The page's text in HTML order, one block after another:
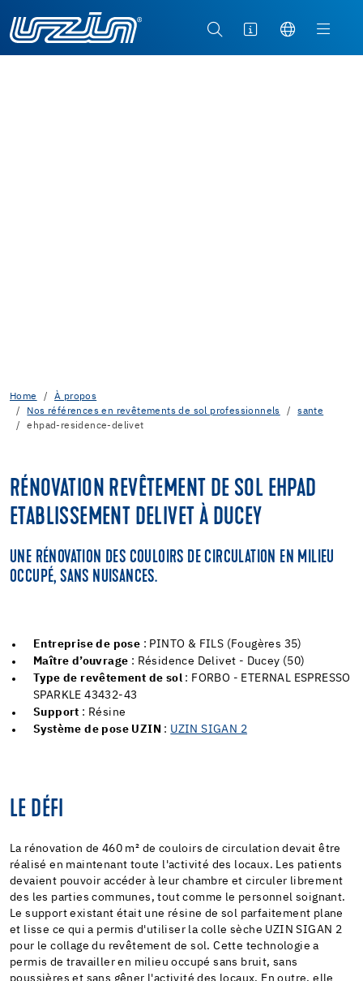
Home
À propos
Nos références en revêtements de sol professionnels
sante
ehpad-residence-delivet
RÉNOVATION REVÊTEMENT DE SOL EHPAD
ETABLISSEMENT DELIVET À DUCEY
UNE RÉNOVATION DES COULOIRS DE CIRCULATION EN MILIEU
OCCUPÉ, SANS NUISANCES.
Entreprise de pose : PINTO & FILS (Fougères 35)
Maître d’ouvrage : Résidence Delivet - Ducey (50)
Type de revêtement de sol : FORBO - ETERNAL ESPRESSO
SPARKLE 43432-43
Support : Résine
Système de pose UZIN : UZIN SIGAN 2
LE DÉFI
La rénovation de 460 m² de couloirs de circulation devait être
réalisé en maintenant toute l'activité des locaux. Les patients
devaient pouvoir accéder à leur chambre et circuler librement
des les parties communes, tout comme le personnel soignant.
Le support existant était une résine de sol parfaitement plane
et lisse ce qui a permis d'utiliser la colle sèche UZIN SIGAN 2
pour le collage du revêtement de sol. Cette technologie a
permis de travailler en milieu occupé sans bruit, sans
poussières et sans gêner l'activité des locaux. En outre, elle